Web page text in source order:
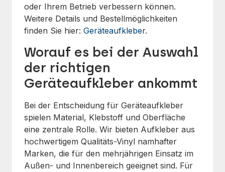
oder Ihrem Betrieb verbessern können.
Weitere Details und Bestellmöglichkeiten
finden Sie hier: Geräteaufkleber.
Worauf es bei der Auswahl
der richtigen
Geräteaufkleber ankommt
Bei der Entscheidung für Geräteaufkleber
spielen Material, Klebstoff und Oberfläche
eine zentrale Rolle. Wir bieten Aufkleber aus
hochwertigem Qualitäts-Vinyl namhafter
Marken, die für den mehrjährigen Einsatz im
Außen- und Innenbereich geeignet sind. Für